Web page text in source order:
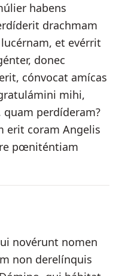
habens
drachmam
et evérrit
donec
cónvocat amícas
mihi,
perdíderam?
erit coram Angelis
pœniténtiam
novérunt nomen
non derelínquis